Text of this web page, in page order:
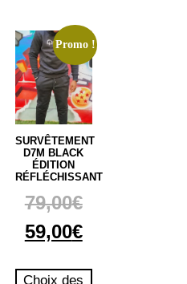
Promo !
SURVÊTEMENT
D7M BLACK
ÉDITION
RÉFLÉCHISSANT
79,00€
59,00€
Choix des